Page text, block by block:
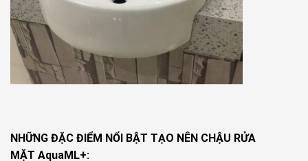
NHỮNG ĐẶC ĐIỂM NỔI BẬT TẠO NÊN CHẬU RỬA
MẶT AquaML+: